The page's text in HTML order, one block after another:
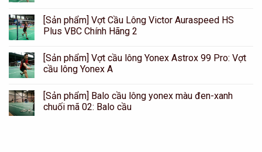
[Sản phẩm] Vợt Cầu Lông Victor Auraspeed HS
Plus VBC Chính Hãng 2
[Sản phẩm] Vợt cầu lông Yonex Astrox 99 Pro: Vợt
cầu lông Yonex A
[Sản phẩm] Balo cầu lông yonex màu đen-xanh
chuối mã 02: Balo cầu